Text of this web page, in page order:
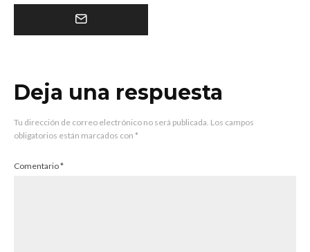
Deja una respuesta
Tu dirección de correo electrónico no será publicada. Los campos
obligatorios están marcados con *
Comentario*